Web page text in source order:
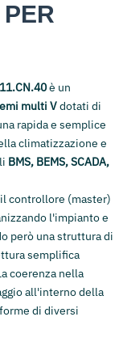
è un
multi Vdotati di
rapida e semplice
climatizzazione e
BMS, BEMS, SCADA,
controllore (master)
l'impianto e
però una struttura di
semplifica
coerenza nella
all'interno della
di diversi